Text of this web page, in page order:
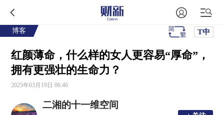
博客 T中
红颜薄命，什么样的女人更容易“厚命”，
拥有更强壮的生命力？
2025年03月19日 06:46
二湘的十一维空间